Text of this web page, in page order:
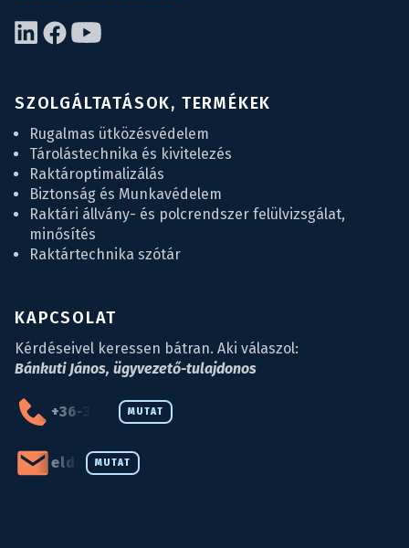
SZOLGÁLTATÁSOK, TERMÉKEK
Rugalmas ütközésvédelem
Tárolástechnika és kivitelezés
Raktároptimalizálás
Biztonság és Munkavédelem
Raktári állvány- és polcrendszer felülvizsgálat,
minősítés
Raktártechnika szótár
KAPCSOLAT
Kérdéseivel keressen bátran. Aki válaszol:
Bánkuti János, ügyvezető-tulajdonos
MUTAT
+36-34-590-027
MUTAT
eld@eld.hu